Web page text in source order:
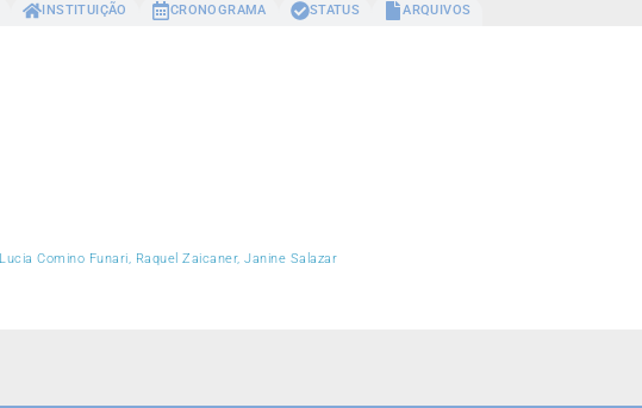
INSTITUIÇÃO CRONOGRAMA STATUS ARQUIVOS
Comino Funari, Raquel Zaicaner, Janine Salazar